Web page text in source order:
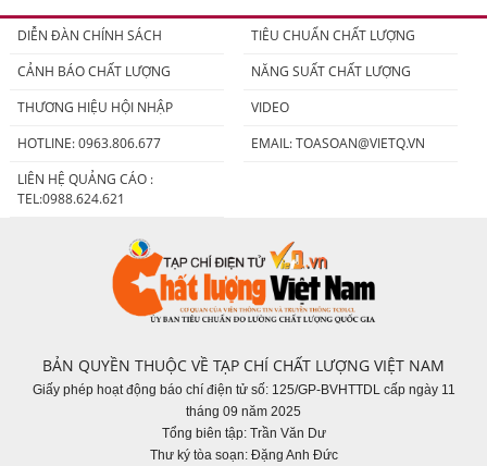
DIỄN ĐÀN CHÍNH SÁCH
TIÊU CHUẨN CHẤT LƯỢNG
CẢNH BÁO CHẤT LƯỢNG
NĂNG SUẤT CHẤT LƯỢNG
THƯƠNG HIỆU HỘI NHẬP
VIDEO
HOTLINE: 0963.806.677
EMAIL:TOASOAN@VIETQ.VN
LIÊN HỆ QUẢNG CÁO :
TEL:0988.624.621
BẢN QUYỀN THUỘC VỀ TẠP CHÍ CHẤT LƯỢNG VIỆT NAM
Giấy phép hoạt động báo chí điện tử số: 125/GP-BVHTTDL cấp ngày 11
tháng 09 năm 2025
Tổng biên tập: Trần Văn Dư
Thư ký tòa soạn: Đặng Anh Đức